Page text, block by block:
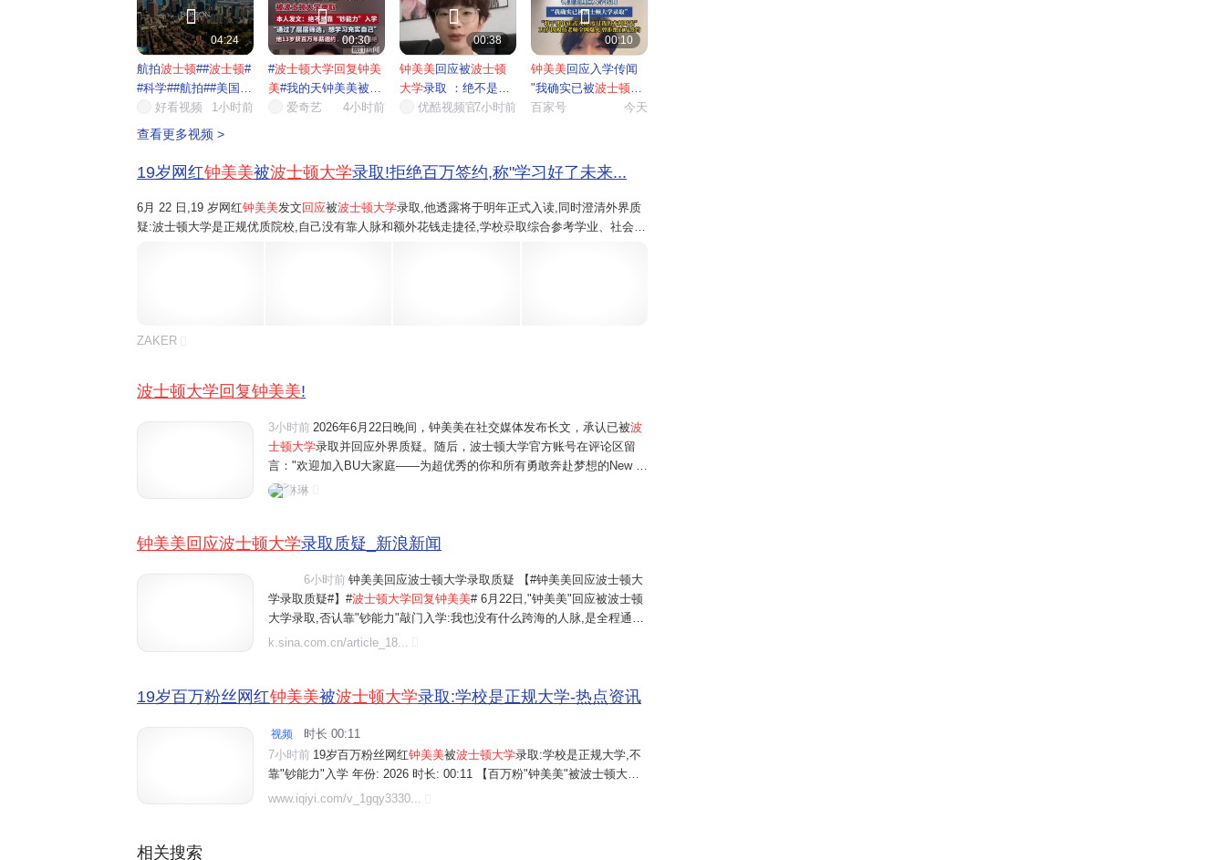

04:24
航拍波士顿##波士顿#
#科学##航拍##美国##
波士...好看视频 1小时前

00:30
#波士顿大学回复钟美
美#我的天钟美美被波
士顿...爱奇艺 4小时前

00:38
钟美美回应被波士顿
大学录取 ：绝不是
靠"钞...
优酷视频官…7小时前

00:10
钟美美回应入学传闻
"我确实已被波士顿大
学...
百家号 今天
查看更多视频 >
19岁网红钟美美被波士顿大学录取!拒绝百万签约,称"学习好了未来...
6月 22 日,19 岁网红钟美美发文 回应被波士顿大学录取,他透露将于明年正式入读,同时澄清外界质
疑:波士顿大学是正规优质院校,自己没有靠人脉和额外花钱走捷径,学校录取综合参考学业、社会实
5
ZAKER
波士顿大学回复钟美美!
3小时前 2026年6月22日晚间，钟美美在社交媒体发布长文，承认已被波
士顿大学录取并回应外界质疑。随后，波士顿大学官方账号在评论区留
言："欢迎加入BU大家庭——为超优秀的你和所有勇敢奔赴梦想的New T
erriers疯狂打call！"此次互动直接为持续发酵的入学争议画上句号，被舆
琳琳
钟美美回应波士顿大学录取质疑_新浪新闻
6小时前 钟美美回应波士顿大学录取质疑 【#钟美美回应波士顿大
学录取质疑#】#波士顿大学回复钟美美# 6月22日,"钟美美"回应被波士顿
大学录取,否认靠"钞能力"敲门入学:我也没有什么跨海的人脉,是全程通过
正规渠道、扎实准备申请资料、通过层层筛选取得入学资格。"这些年通
k.sina.com.cn/article_18...
19岁百万粉丝网红钟美美被波士顿大学录取:学校是正规大学-热点资讯
视频
时长 00:11
7小时前 19岁百万粉丝网红钟美美被波士顿大学录取:学校是正规大学,不
靠"钞能力"入学 年份: 2026 时长: 00:11 【百万粉"钟美美"被波士顿大学
录取】19岁百万粉丝网红钟美美被波士顿大学录取:学校是正规大学,不
www.iqiyi.com/v_1gqy3330...
相关搜索